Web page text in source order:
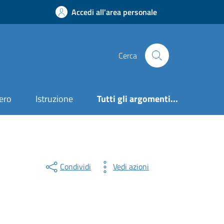
Accedi all'area personale
Cerca
Istruzione Tutti gli argomenti...
Condividi Vedi azioni